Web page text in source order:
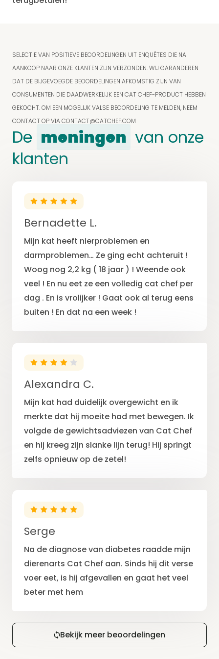
SELECTIE VAN POSITIEVE BEOORDELINGEN UIT ENQUÊTES DIE NA
AANKOOP NAAR ONZE KLANTEN ZIJN VERZONDEN. WIJ GARANDEREN
DAT DE BIJGEVOEGDE BEOORDELINGEN AFKOMSTIG ZIJN VAN
CONSUMENTEN DIE DAADWERKELIJK EEN CAT CHEF-PRODUCT HEBBEN
GEKOCHT. OM EEN MOGELIJK VALSE BEOORDELING TE MELDEN, NEEM
CONTACT OP VIACONTACT@CATCHEF.COM
De meningen van onze
klanten
Bernadette L.
Mijn kat heeft nierproblemen en
darmproblemen… Ze ging echt achteruit !
Woog nog 2,2 kg ( 18 jaar ) ! Weende ook
veel ! En nu eet ze een volledig cat chef per
dag . En is vrolijker ! Gaat ook al terug eens
buiten ! En dat na een week !
Alexandra C.
Mijn kat had duidelijk overgewicht en ik
merkte dat hij moeite had met bewegen. Ik
volgde de gewichtsadviezen van Cat Chef
en hij kreeg zijn slanke lijn terug! Hij springt
zelfs opnieuw op de zetel!
Serge
Na de diagnose van diabetes raadde mijn
dierenarts Cat Chef aan. Sinds hij dit verse
voer eet, is hij afgevallen en gaat het veel
beter met hem
Bekijk meer beoordelingen